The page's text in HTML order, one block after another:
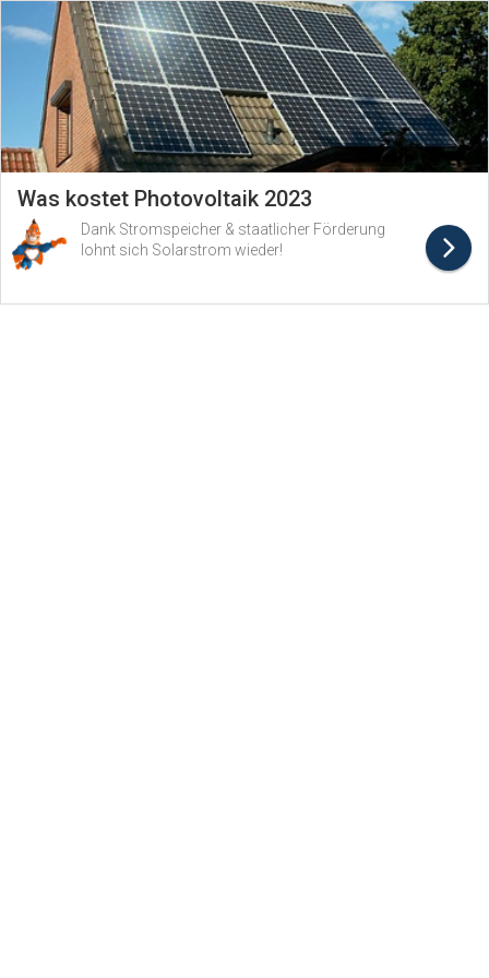
Was kostet Photovoltaik 2023
Dank Stromspeicher & staatlicher Förderung
lohnt sich Solarstrom wieder!